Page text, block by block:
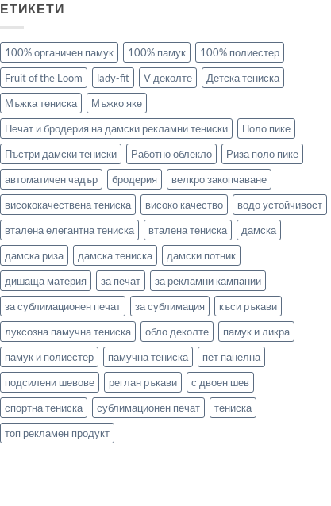
ЕТИКЕТИ
100% органичен памук 100% памук
100% полиестер
Fruit of the Loom
lady-fit V деколте
Детска тениска
Мъжка тениска
Мъжко яке
Печат и бродерия на дамски рекламни тениски
Поло пике
Пъстри дамски тениски
Работно облекло
Риза поло пике
автоматичен чадър
бродерия
велкро закопчаване
висококачествена тениска
високо качество
водо устойчивост
вталена елегантна тениска
вталена тениска
дамска
дамска риза
дамска тениска
дамски потник
дишаща материя
за печат
за рекламни кампании
за сублимационен печат
за сублимация
къси ръкави
луксозна памучна тениска
обло деколте
памук и ликра
памук и полиестер
памучна тениска
пет панелна
подсилени шевове
реглан ръкави
с двоен шев
спортна тениска
сублимационен печат
тениска
топ рекламен продукт